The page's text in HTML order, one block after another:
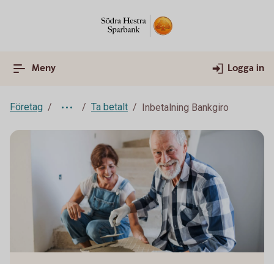
Meny Logga in
Företag Ta betalt Inbetalning Bankgiro